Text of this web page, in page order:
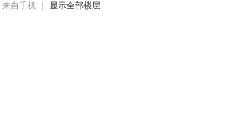
来自手机 显示全部楼层